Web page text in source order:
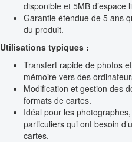
disponible et 5MB d’espace
Garantie étendue de 5 ans
du produit.
Utilisations typiques :
Transfert rapide de photos
mémoire vers des
Modification et gestion des
formats de cartes.
Idéal pour les
particuliers qui ont besoin
cartes.